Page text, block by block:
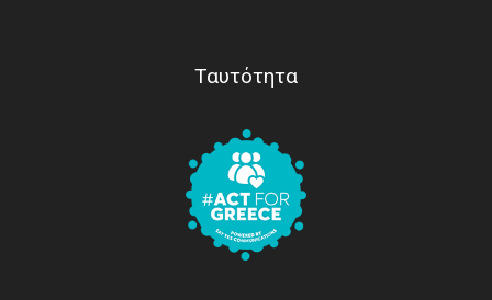
Ταυτότητα